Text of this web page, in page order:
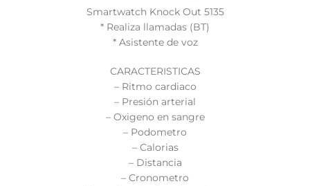
Smartwatch Knock Out 5135
* Realiza llamadas (BT)
* Asistente de voz
CARACTERISTICAS
– Ritmo cardiaco
– Presión arterial
– Oxigeno en sangre
– Podometro
– Calorias
– Distancia
– Cronometro